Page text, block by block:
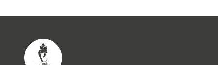
Wasserzugang und fördern Berufsbildungen
sowie die Gesundheit durch besse...